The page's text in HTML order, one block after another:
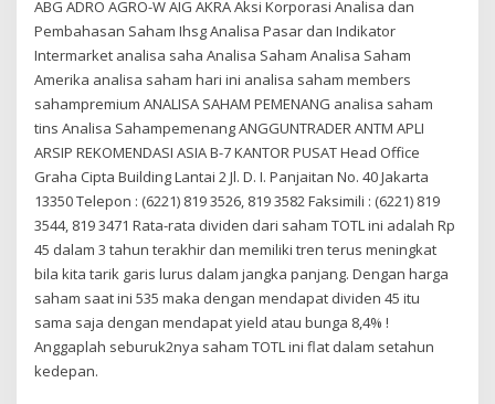
ABG ADRO AGRO-W AIG AKRA Aksi Korporasi Analisa dan
Pembahasan Saham Ihsg Analisa Pasar dan Indikator
Intermarket analisa saha Analisa Saham Analisa Saham
Amerika analisa saham hari ini analisa saham members
sahampremium ANALISA SAHAM PEMENANG analisa saham
tins Analisa Sahampemenang ANGGUNTRADER ANTM APLI
ARSIP REKOMENDASI ASIA B-7 KANTOR PUSAT Head Office
Graha Cipta Building Lantai 2 Jl. D. I. Panjaitan No. 40 Jakarta
13350 Telepon : (6221) 819 3526, 819 3582 Faksimili : (6221) 819
3544, 819 3471 Rata-rata dividen dari saham TOTL ini adalah Rp
45 dalam 3 tahun terakhir dan memiliki tren terus meningkat
bila kita tarik garis lurus dalam jangka panjang. Dengan harga
saham saat ini 535 maka dengan mendapat dividen 45 itu
sama saja dengan mendapat yield atau bunga 8,4% !
Anggaplah seburuk2nya saham TOTL ini flat dalam setahun
kedepan.